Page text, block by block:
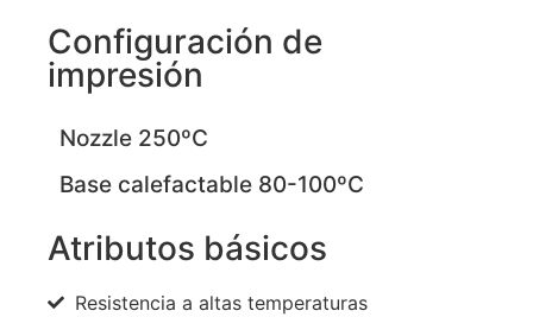
Configuración de
impresión
Nozzle 250ºC
Base calefactable 80-100ºC
Atributos básicos
Resistencia a altas temperaturas